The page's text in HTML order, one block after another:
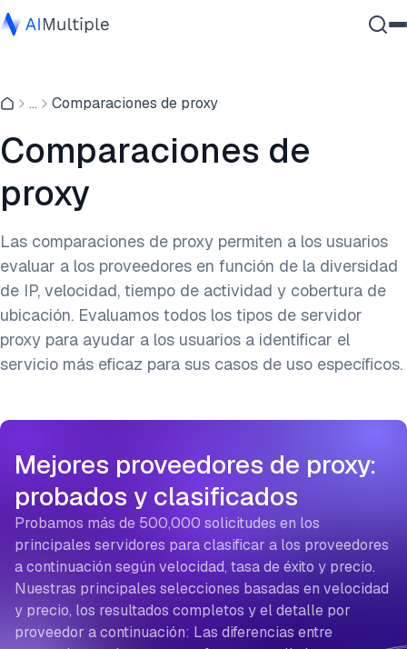
Ciberseguridad
Datos
Software empresarial
Servicios
Contáctanos
... Comparaciones de proxy
Comparaciones de
proxy
Las comparaciones de proxy permiten a los usuarios
evaluar a los proveedores en función de la diversidad
de IP, velocidad, tiempo de actividad y cobertura de
ubicación. Evaluamos todos los tipos de servidor
proxy para ayudar a los usuarios a identificar el
servicio más eficaz para sus casos de uso específicos.
Mejores proveedores de proxy:
probados y clasificados
Probamos más de 500,000 solicitudes en los
principales servidores para clasificar a los proveedores
a continuación según velocidad, tasa de éxito y precio.
Nuestras principales selecciones basadas en velocidad
y precio, los resultados completos y el detalle por
proveedor a continuación: Las diferencias entre